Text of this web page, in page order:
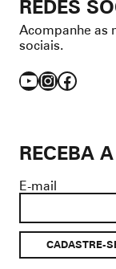
REDES
Acompanhe as
sociais.
YouTube
Instagram
RECEBA
E-mail